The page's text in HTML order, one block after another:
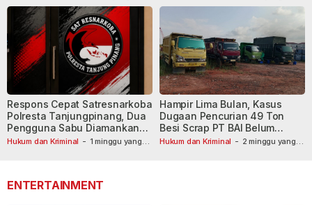
Hukum dan Kriminal - 1 minggu yang
Respons Cepat Satresnarkoba
Polresta Tanjungpinang, Dua
Pengguna Sabu Diamankan
Usai Dilaporkan ke Call Center
Hukum dan Kriminal - 2 minggu yang
Hampir Lima Bulan, Kasus
Dugaan Pencurian 49 Ton
Besi Scrap PT BAI Belum
Tetapkan Tersangka
ENTERTAINMENT